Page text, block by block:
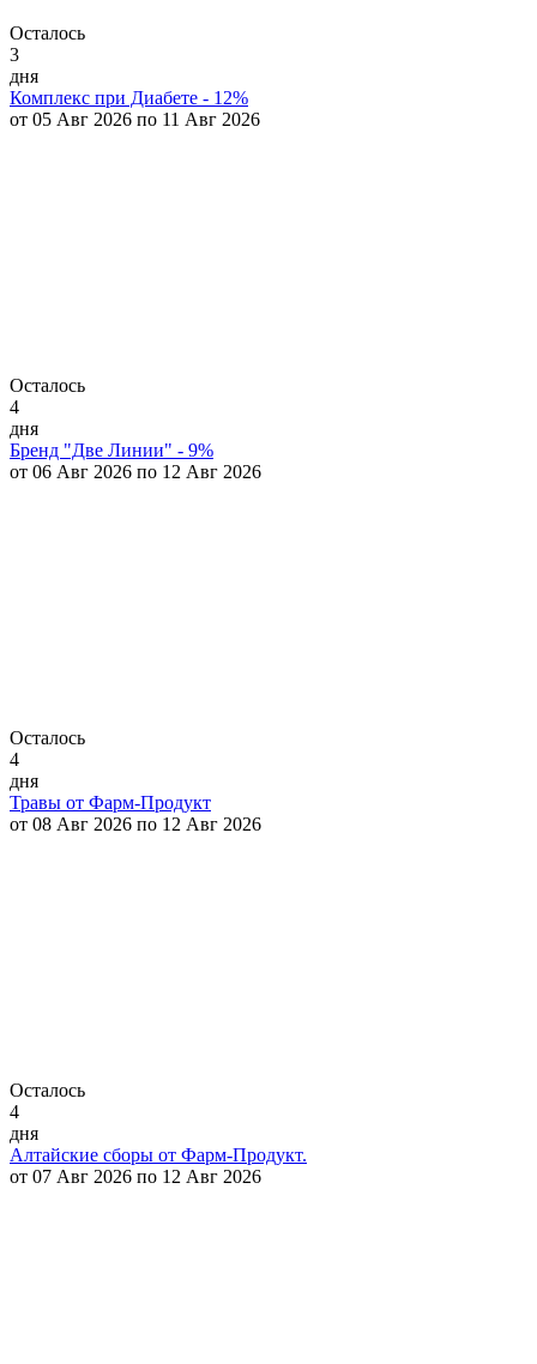
Осталось
3
дня
Комплекс при Диабете - 12%
от 05 Авг 2026 по 11 Авг 2026
Осталось
4
дня
Бренд "Две Линии" - 9%
от 06 Авг 2026 по 12 Авг 2026
Осталось
4
дня
Травы от Фарм-Продукт
от 08 Авг 2026 по 12 Авг 2026
Осталось
4
дня
Алтайские сборы от Фарм-Продукт.
от 07 Авг 2026 по 12 Авг 2026